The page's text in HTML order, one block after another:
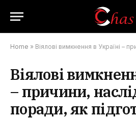
Home » Віялові вимкнення в Україні – причини,
Віялові
– причини,
поради, як